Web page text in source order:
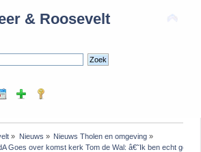
& Roosevelt
» Nieuws » Nieuws Tholen en omgeving»
Goes over komst kerk Tom de Wal: â€˜Ik ben echt